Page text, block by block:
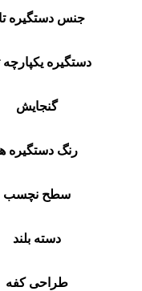
جنس دستگیره
دستگیره یکپارچه
گنجایش
رنگ دستگیره
سطح نچسب
دسته بلند
طراحی کفه